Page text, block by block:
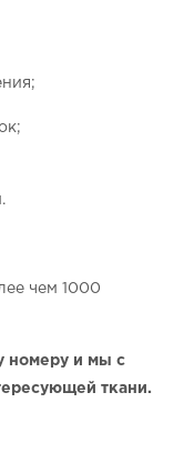
чем 1000
номеру и мы с
ткани.